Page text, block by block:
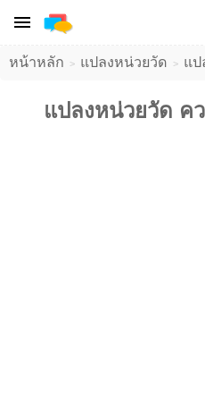
หน้าหลัก แปลงหน่วยวัด แป
แปลงหน่วยวัด ค